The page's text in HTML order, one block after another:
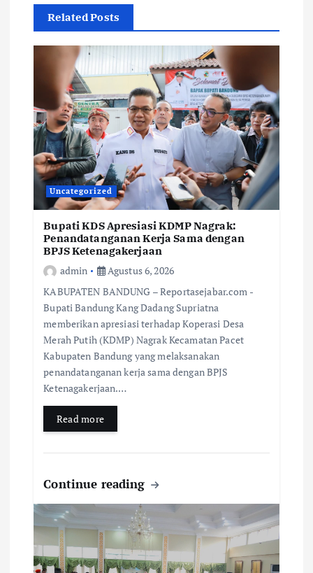
Related Posts
Uncategorized
Bupati KDS Apresiasi KDMP Nagrak:
Penandatanganan Kerja Sama dengan
BPJS Ketenagakerjaan
admin
Agustus 6, 2026
KABUPATEN BANDUNG – Reportasejabar.com -
Bupati Bandung Kang Dadang Supriatna
memberikan apresiasi terhadap Koperasi Desa
Merah Putih (KDMP) Nagrak Kecamatan Pacet
Kabupaten Bandung yang melaksanakan
penandatanganan kerja sama dengan BPJS
Ketenagakerjaan.…
Read more
Continue reading